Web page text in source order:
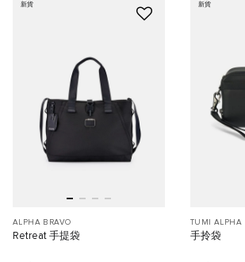
新貨
ALPHA BRAVO
Retreat 手提袋
新貨
TUMI ALPHA
手拎袋